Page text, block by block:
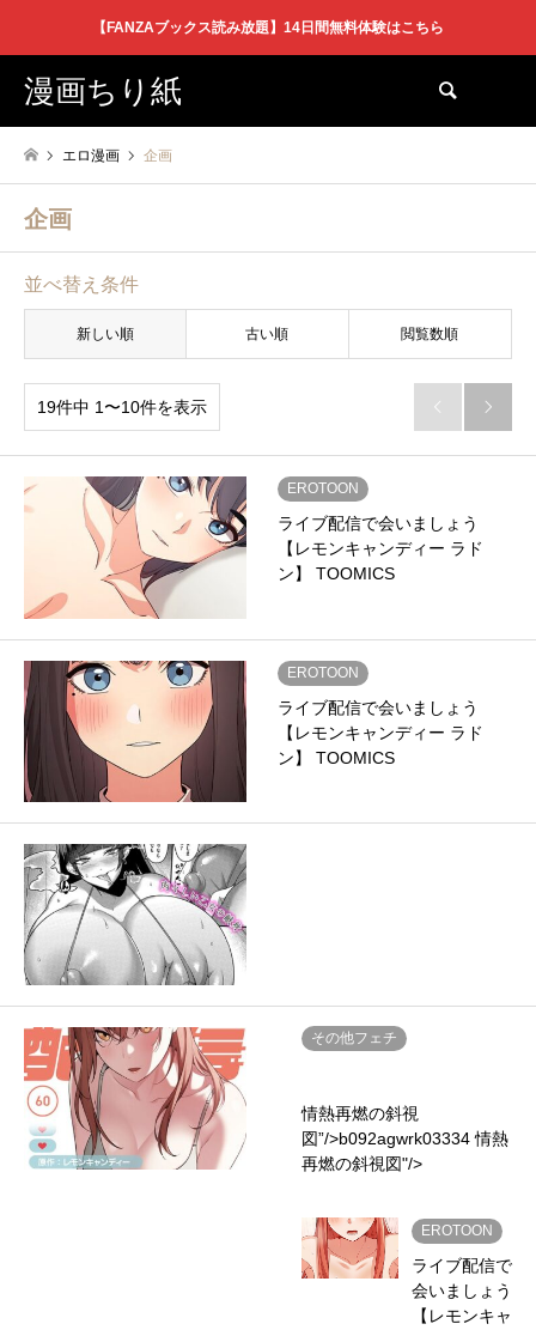
【FANZAブックス読み放題】14日間無料体験はこちら
漫画ちり紙
エロ漫画 企画
企画
並べ替え条件
新しい順 古い順 閲覧数順
19件中 1〜10件を表示  
EROTOON
ライブ配信で会いましょう
【レモンキャンディー ラド
ン】 TOOMICS
EROTOON
ライブ配信で会いましょう
【レモンキャンディー ラド
ン】 TOOMICS
その他フェチ
情熱再燃の斜視
図”/>b092agwrk03334 情熱
再燃の斜視図"/>
EROTOON
ライブ配信で
会いましょう
【レモンキャ